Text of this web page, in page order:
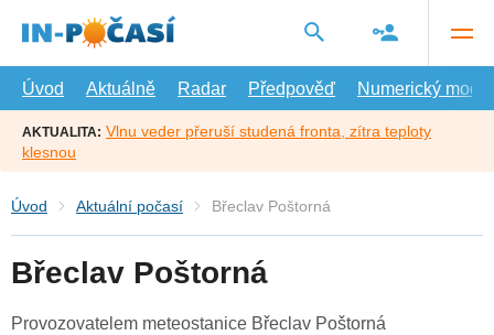
hlavní
Úvod
Aktuálně Radar Předpověď Numerický model
AKTUALITA: Vlnu veder přeruší studená fronta, zítra teploty
klesnou
Úvod Aktuální počasí Břeclav Poštorná
Břeclav Poštorná
Provozovatelem meteostanice Břeclav Poštorná